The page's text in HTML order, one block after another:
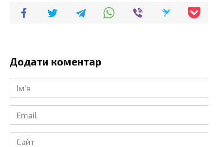
Додати коментар
Ім'я
Email
Сайт